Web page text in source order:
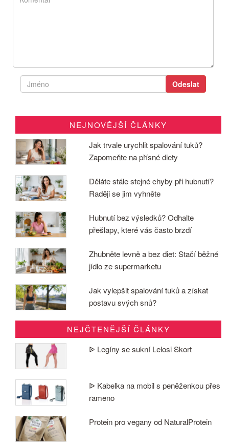
NEJNOVĚJŠÍ ČLÁNKY
Jak trvale urychlit spalování tuků?
Zapomeňte na přísné diety
Děláte stále stejné chyby při hubnutí?
Raději se jim vyhněte
Hubnutí bez výsledků? Odhalte
přešlapy, které vás často brzdí
Zhubněte levně a bez diet: Stačí běžné
jídlo ze supermarketu
Jak vylepšit spalování tuků a získat
postavu svých snů?
NEJČTENĚJŠÍ ČLÁNKY
ᐉ Legíny se sukní Lelosi Skort
ᐉ Kabelka na mobil s peněženkou přes
rameno
Protein pro vegany od NaturalProtein